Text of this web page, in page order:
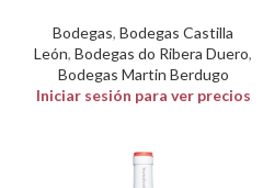
Bodegas, Bodegas Castilla
León, Bodegas do Ribera Duero,
Bodegas Martin Berdugo
Iniciar sesión para ver precios